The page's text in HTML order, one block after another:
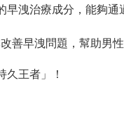
早洩治療成分，能夠
善早洩問題，幫助男
王者」！